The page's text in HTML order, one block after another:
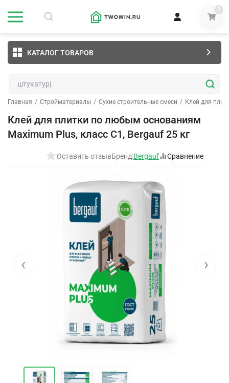
0
КАТАЛОГ ТОВАРОВ
Главная / Стройматериалы / Сухие строительные смеси / Клей для
Клей для плитки по любым основаниям
Maximum Plus, класс С1, Bergauf 25 кг
Оставить отзывБренд:Bergauf Сравнение
‹ ›